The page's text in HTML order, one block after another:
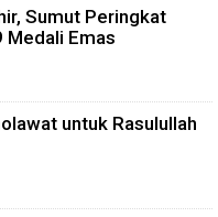
Sumut Peringkat
Medali Emas
untuk Rasulullah